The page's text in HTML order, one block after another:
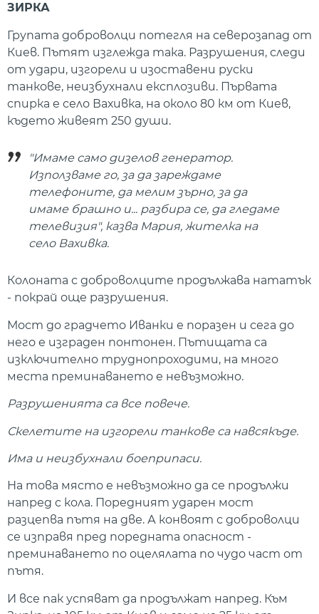
ЗИРКА
Групата доброволци потегля на северозапад от
Киев. Пътят изглежда така. Разрушения, следи
от удари, изгорели и изоставени руски
танкове, неизбухнали експлозиви. Първата
спирка е село Вахивка, на около 80 км от Киев,
където живеят 250 души.
"Имаме само дизелов генератор.
Използваме го, за да зареждаме
телефоните, да мелим зърно, за да
имаме брашно и... разбира се, да гледаме
телевизия", казва Мария, жителка на
село Вахивка.
Колоната с доброволците продължава нататък
- покрай още разрушения.
Мост до градчето Иванки е поразен и сега до
него е изграден понтонен. Пътищата са
изключително труднопроходими, на много
места преминаването е невъзможно.
Разрушенията са все повече.
Скелетите на изгорели танкове са навсякъде.
Има и неизбухнали боеприпаси.
На това място е невъзможно да се продължи
напред с кола. Поредният ударен мост
разцепва пътя на две. А конвоят с доброволци
се изправя пред поредната опасност -
преминаването по оцелялата по чудо част от
пътя.
И все пак успяват да продължат напред. Към